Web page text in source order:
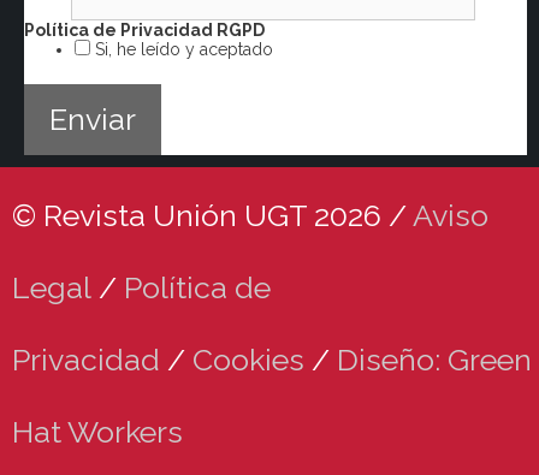
Política de Privacidad RGPD
Si, he leído y aceptado
© Revista Unión UGT 2026 / Aviso
Legal / Política de
Privacidad / Cookies / Diseño: Green
Hat Workers